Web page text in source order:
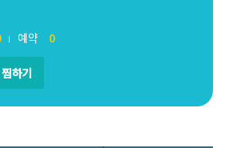
예약 0
찜하기